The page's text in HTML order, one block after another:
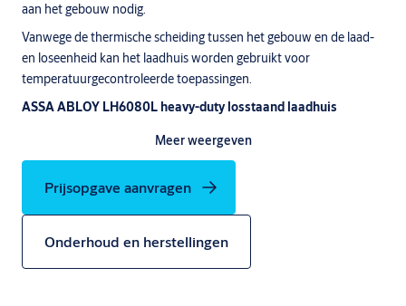
aan het gebouw nodig.
Vanwege de thermische scheiding tussen het gebouw en de laad-
en loseenheid kan het laadhuis worden gebruikt voor
temperatuurgecontroleerde toepassingen.
ASSA ABLOY LH6080L heavy-duty losstaand laadhuis
ASSA ABLOY LH6080L heavy-duty losstaand laadhuis is
Meer weergeven
Prijsopgave aanvragen
Onderhoud en herstellingen